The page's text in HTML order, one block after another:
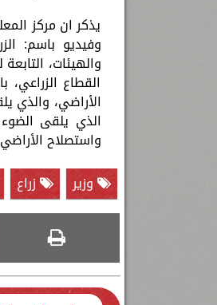
يذكر ان مركز
وفيديو باسم:
والهيئات،
القطاع
الأراضي، والذي
واستصلاح
وزير
زراع